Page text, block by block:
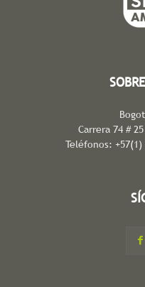
Carrera 74 #
Teléfonos: +57(1)